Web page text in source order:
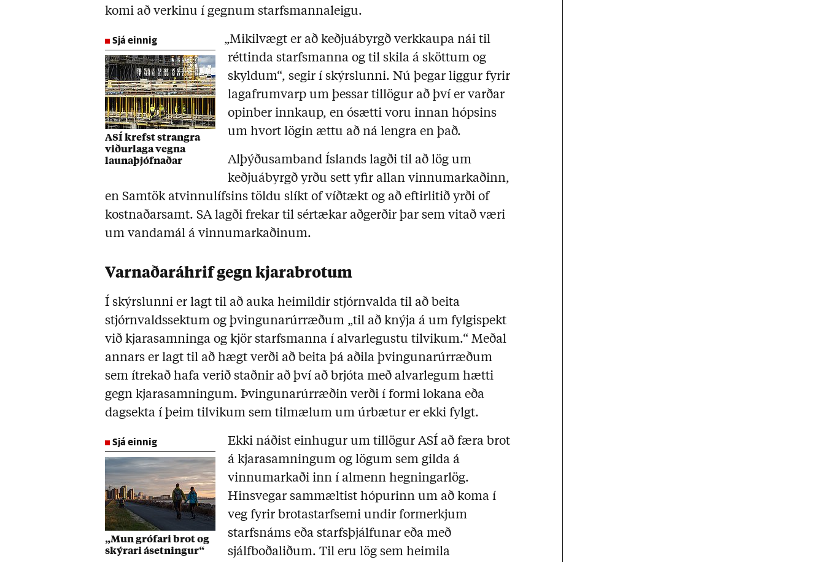
komi að verkinu í gegnum starfsmannaleigu.
Sjá einnig
ASÍ krefst strangra
viðurlaga vegna
launaþjófnaðar
„Mikilvægt er að keðjuábyrgð verkkaupa nái til
réttinda starfsmanna og til skila á sköttum og
skyldum“, segir í skýrslunni. Nú þegar liggur fyrir
lagafrumvarp um þessar tillögur að því er varðar
opinber innkaup, en ósætti voru innan hópsins
um hvort lögin ættu að ná lengra en það.
Alþýðusamband Íslands lagði til að lög um
keðjuábyrgð yrðu sett yfir allan vinnumarkaðinn,
en Samtök atvinnulífsins töldu slíkt of víðtækt og að eftirlitið yrði of
kostnaðarsamt. SA lagði frekar til sértækar aðgerðir þar sem vitað væri
um vandamál á vinnumarkaðinum.
Varnaðaráhrif gegn kjarabrotum
Í skýrslunni er lagt til að auka heimildir stjórnvalda til að beita
stjórnvaldssektum og þvingunarúrræðum „til að knýja á um fylgispekt
við kjarasamninga og kjör starfsmanna í alvarlegustu tilvikum.“ Meðal
annars er lagt til að hægt verði að beita þá aðila þvingunarúrræðum
sem ítrekað hafa verið staðnir að því að brjóta með alvarlegum hætti
gegn kjarasamningum. Þvingunarúrræðin verði í formi lokana eða
dagsekta í þeim tilvikum sem tilmælum um úrbætur er ekki fylgt.
Sjá einnig
„Mun grófari brot og
skýrari ásetningur“
Ekki náðist einhugur um tillögur ASÍ að færa brot
á kjarasamningum og lögum sem gilda á
vinnumarkaði inn í almenn hegningarlög.
Hinsvegar sammæltist hópurinn um að koma í
veg fyrir brotastarfsemi undir formerkjum
starfsnáms eða starfsþjálfunar eða með
sjálfboðaliðum. Til eru lög sem heimila